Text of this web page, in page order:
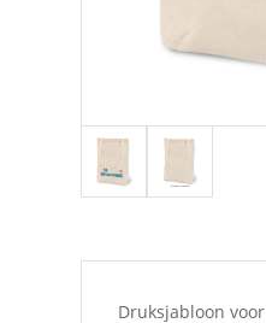
Druksjabloon